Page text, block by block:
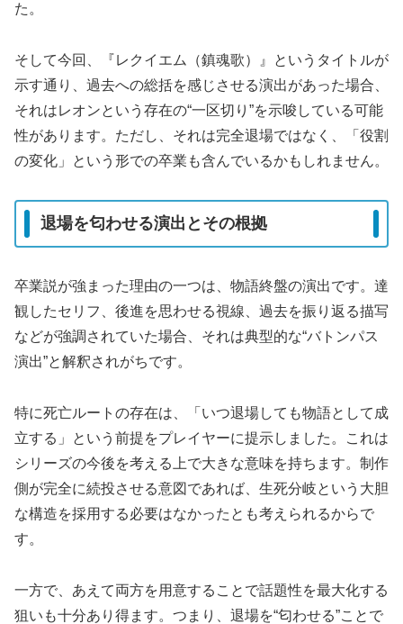
た。
そして今回、『レクイエム（鎮魂歌）』というタイトルが
示す通り、過去への総括を感じさせる演出があった場合、
それはレオンという存在の“一区切り”を示唆している可能
性があります。ただし、それは完全退場ではなく、「役割
の変化」という形での卒業も含んでいるかもしれません。
退場を匂わせる演出とその根拠
卒業説が強まった理由の一つは、物語終盤の演出です。達
観したセリフ、後進を思わせる視線、過去を振り返る描写
などが強調されていた場合、それは典型的な“バトンパス
演出”と解釈されがちです。
特に死亡ルートの存在は、「いつ退場しても物語として成
立する」という前提をプレイヤーに提示しました。これは
シリーズの今後を考える上で大きな意味を持ちます。制作
側が完全に続投させる意図であれば、生死分岐という大胆
な構造を採用する必要はなかったとも考えられるからで
す。
一方で、あえて両方を用意することで話題性を最大化する
狙いも十分あり得ます。つまり、退場を“匂わせる”ことで